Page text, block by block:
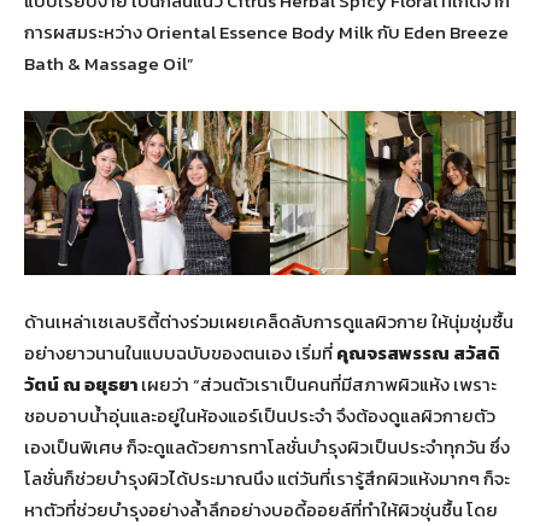
การผสมระหว่าง Oriental Essence Body Milk กับ Eden Breeze
Bath & Massage Oil”
ด้านเหล่าเซเลบริตี้ต่างร่วมเผยเคล็ดลับการดูแลผิวกาย ให้นุ่มชุ่มชื้น
อย่างยาวนานในแบบฉบับของตนเอง เริ่มที่คุณจรสพรรณ สวัสดิ
วัตน์ ณ อยุธยาเผยว่า“ส่วนตัวเราเป็นคนที่มีสภาพผิวแห้ง เพราะ
ชอบอาบน้ำอุ่นและอยู่ในห้องแอร์เป็นประจำ จึงต้องดูแลผิวกายตัว
เองเป็นพิเศษ ก็จะดูแลด้วยการทาโลชั่นบำรุงผิวเป็นประจำทุกวัน ซึ่ง
โลชั่นก็ช่วยบำรุงผิวได้ประมาณนึง แต่วันที่เรารู้สึกผิวแห้งมากๆ ก็จะ
หาตัวที่ช่วยบำรุงอย่างล้ำลึกอย่างบอดี้ออยล์ที่ทำให้ผิวชุ่นชื้น โดย